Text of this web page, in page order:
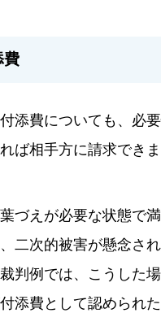
費
添費についても、必
ば相手方に請求できま
づえが必要な状態で
二次的被害が懸念さ
判例では、こうした
添費として認められ